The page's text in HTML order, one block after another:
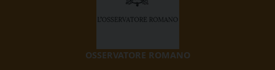
OSSERVATORE ROMANO